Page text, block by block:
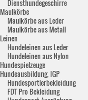
Diensthundegeschirre
Maulkörbe
Maulkörbe aus Leder
Maulkörbe aus Metall
Leinen
Hundeleinen aus Leder
Hundeleinen aus Nylon
Hundespielzeuge
Hundeausbildung, IGP
Hundesportlerbekleidung
FDT Pro Bekleidung